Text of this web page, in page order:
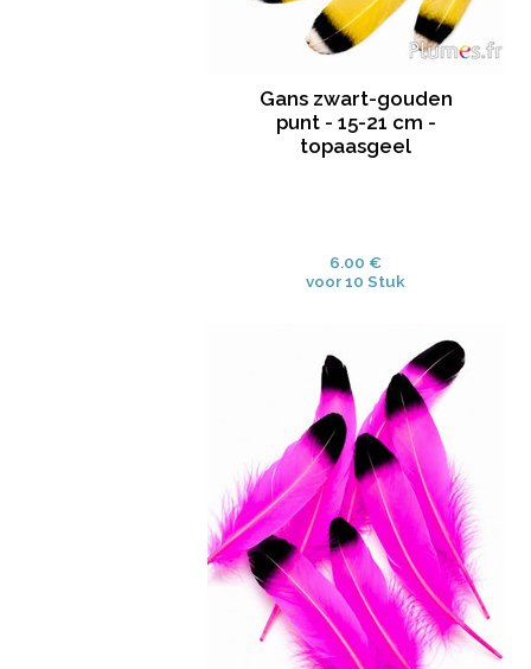
Gans zwart-gouden
punt - 15-21 cm -
topaasgeel
6.00 €
voor 10 Stuk